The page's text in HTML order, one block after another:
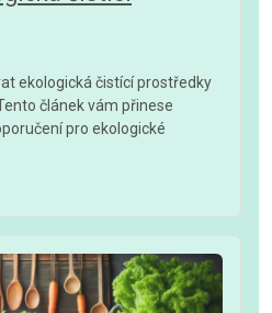
ekologická čistící prostředky
článek vám přinese
pro ekologické